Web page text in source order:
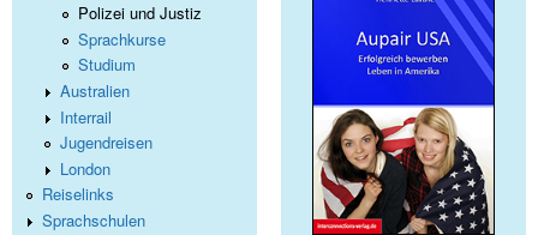
Polizei und Justiz
Sprachkurse
Studium
Australien
Interrail
Jugendreisen
London
Reiselinks
Sprachschulen